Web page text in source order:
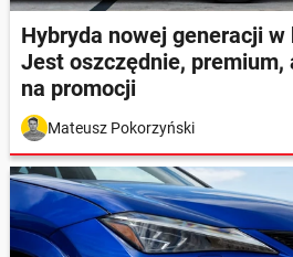
Hybryda nowej generacji
Jest oszczędnie,
na promocji
Mateusz Pokorzyński